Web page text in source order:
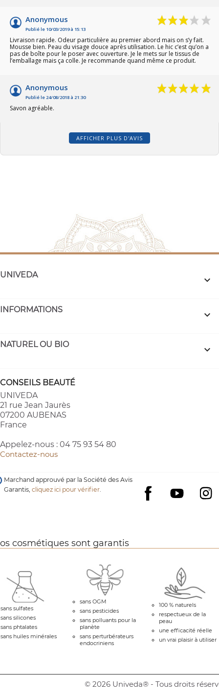
Anonymous
Publié le 10/03/2019 à 15:13
Livraison rapide. Odeur particulière au premier abord mais on s’y fait.
Mousse bien. Peau du visage douce après utilisation. Le hic c’est qu’on a
pas de boîte pour le poser avec ouverture. Je le mets sur le tissus de
l’emballage mais ça colle. Je recommande quand même ce produit.
Anonymous
Publié le 24/08/2018 à 21:30
Savon agréable.
AFFICHER PLUS D'AVIS
UNIVEDA 
INFORMATIONS 
NATUREL OU BIO 
CONSEILS BEAUTÉ
UNIVEDA
21 rue Jean Jaurès
07200 AUBENAS
France
Appelez-nous : 04 75 93 54 80
Contactez-nous
Facebook
YouTube
Marchand approuvé par la Société des Avis
Garantis,cliquez ici pour vérifier.
cosmétiques sont garantis
sans sulfates
sans silicones
sans phtalates
sans huiles minérales
sans OGM
sans pesticides
sans polluants pour la
planète
sans perturbérateurs
endocriniens
100 % naturels
respectueux de la
peau
une efficacité réelle
un vrai plaisir à utiliser
© 2026 Univeda® - Tous droits